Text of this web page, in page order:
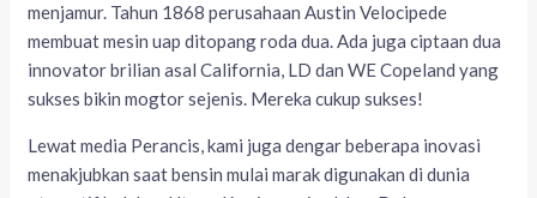
menjamur. Tahun 1868 perusahaan Austin Velocipede
membuat mesin uap ditopang roda dua. Ada juga ciptaan dua
innovator brilian asal California, LD dan WE Copeland yang
sukses bikin mogtor sejenis. Mereka cukup sukses!
Lewat media Perancis, kami juga dengar beberapa inovasi
menakjubkan saat bensin mulai marak digunakan di dunia